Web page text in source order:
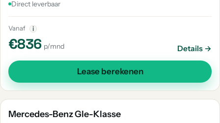
Direct leverbaar
Vanaf i
€836 p/mnd Details →
Lease berekenen
Mercedes-Benz Gle-Klasse